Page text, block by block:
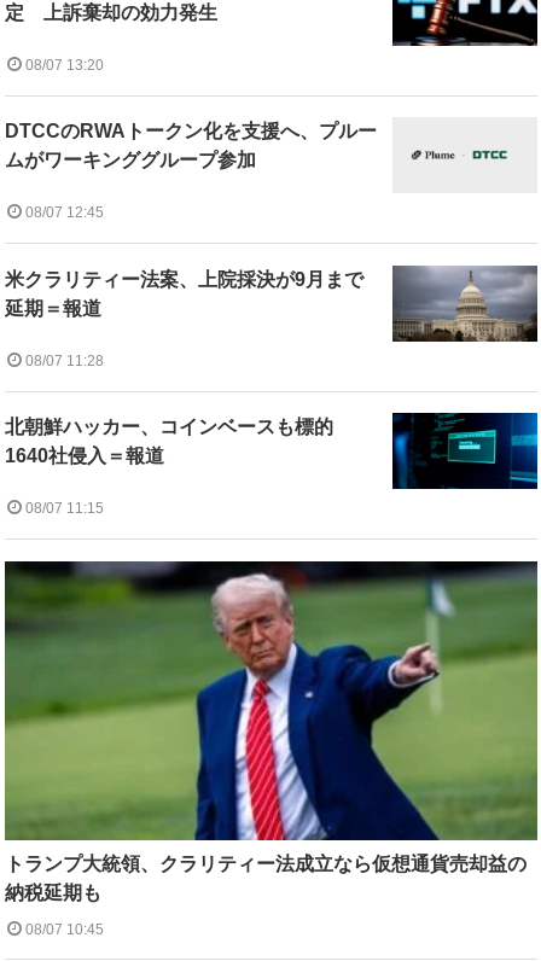
定 上訴棄却の効力発生
08/07 13:20
DTCCのRWAトークン化を支援へ、プルー
ムがワーキンググループ参加
08/07 12:45
米クラリティー法案、上院採決が9月まで
延期＝報道
08/07 11:28
北朝鮮ハッカー、コインベースも標的
1640社侵入＝報道
08/07 11:15
トランプ大統領、クラリティー法成立なら仮想通貨売却益の
納税延期も
08/07 10:45